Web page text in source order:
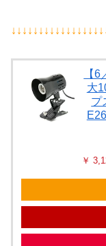
【
大
プ
￥